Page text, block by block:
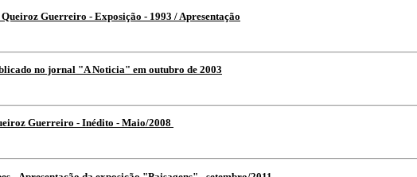
Guerreiro - Exposição - 1993 / Apresentação
no jornal "A Noticia" em outubro de 2003
Guerreiro - Inédito - Maio/2008